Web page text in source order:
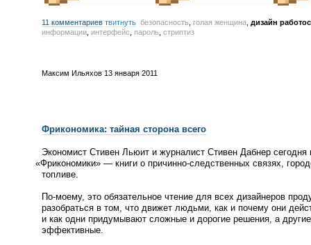
11 комментариев твитнуть безопасность голая женщина дизайн
информации интерфейс пароль стриптиз
Максим Ильяхов 13 января 2011
Фрикономика: тайная сторона всего
Экономист Стивен Льюит и журналист Стивен Дабнер сегодня
«Фрикономики» — книги опричинно-следственных связях,
топливе.
По-моему, это обязательное чтение для всех дизайнеров
разобраться в том, что движет людьми, как и почему они
и как одни придумывают сложные и дорогие решения, а
эффективные.